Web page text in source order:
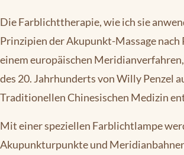
Die Farblichttherapie, wie ich sie
Prinzipien der Akupunkt-Massage nach
einem europäischen
des 20. Jahrhunderts von Willy Penzel
Traditionellen Chinesischen Medizin
Mit einer speziellen Farblichtlampe
Akupunkturpunkte und